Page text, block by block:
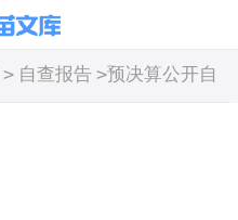
> 自查报告 >预决算公开自